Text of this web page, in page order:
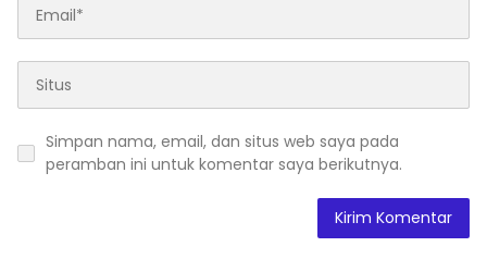
Simpan nama, email, dan situs web saya pada
peramban ini untuk komentar saya berikutnya.